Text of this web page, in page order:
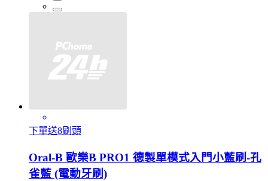
下單送8刷頭
Oral-B 歐樂B PRO1 德製單模式入門小藍刷-孔
雀藍 (電動牙刷)